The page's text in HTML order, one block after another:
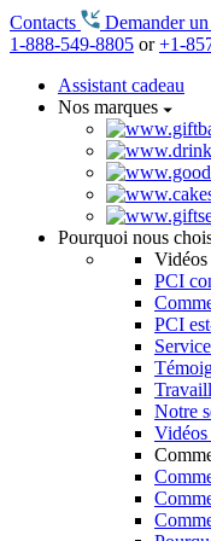
Contacts
Demander
1-888-549-8805 or+1-
Assistant cadeau
Nos marques
Pourquoi nous
PCI
PCI
Notre
Vidéos